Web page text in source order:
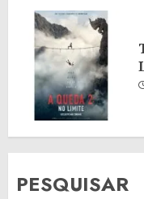
PESQUISAR